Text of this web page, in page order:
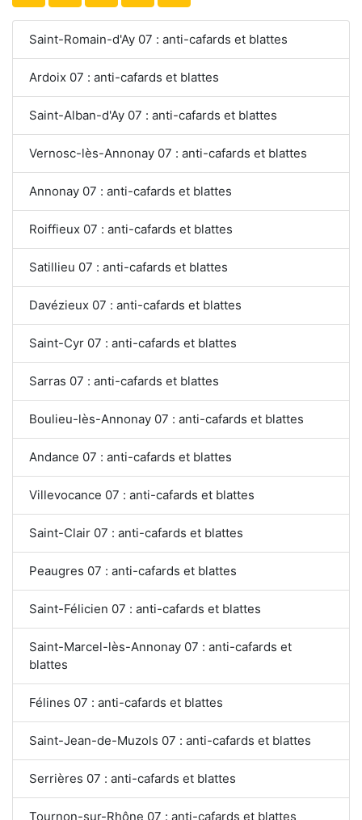
Saint-Romain-d'Ay 07 : anti-cafards et blattes
Ardoix 07 : anti-cafards et blattes
Saint-Alban-d'Ay 07 : anti-cafards et blattes
Vernosc-lès-Annonay 07 : anti-cafards et blattes
Annonay 07 : anti-cafards et blattes
Roiffieux 07 : anti-cafards et blattes
Satillieu 07 : anti-cafards et blattes
Davézieux 07 : anti-cafards et blattes
Saint-Cyr 07 : anti-cafards et blattes
Sarras 07 : anti-cafards et blattes
Boulieu-lès-Annonay 07 : anti-cafards et blattes
Andance 07 : anti-cafards et blattes
Villevocance 07 : anti-cafards et blattes
Saint-Clair 07 : anti-cafards et blattes
Peaugres 07 : anti-cafards et blattes
Saint-Félicien 07 : anti-cafards et blattes
Saint-Marcel-lès-Annonay 07 : anti-cafards et
blattes
Félines 07 : anti-cafards et blattes
Saint-Jean-de-Muzols 07 : anti-cafards et blattes
Serrières 07 : anti-cafards et blattes
Tournon-sur-Rhône 07 : anti-cafards et blattes